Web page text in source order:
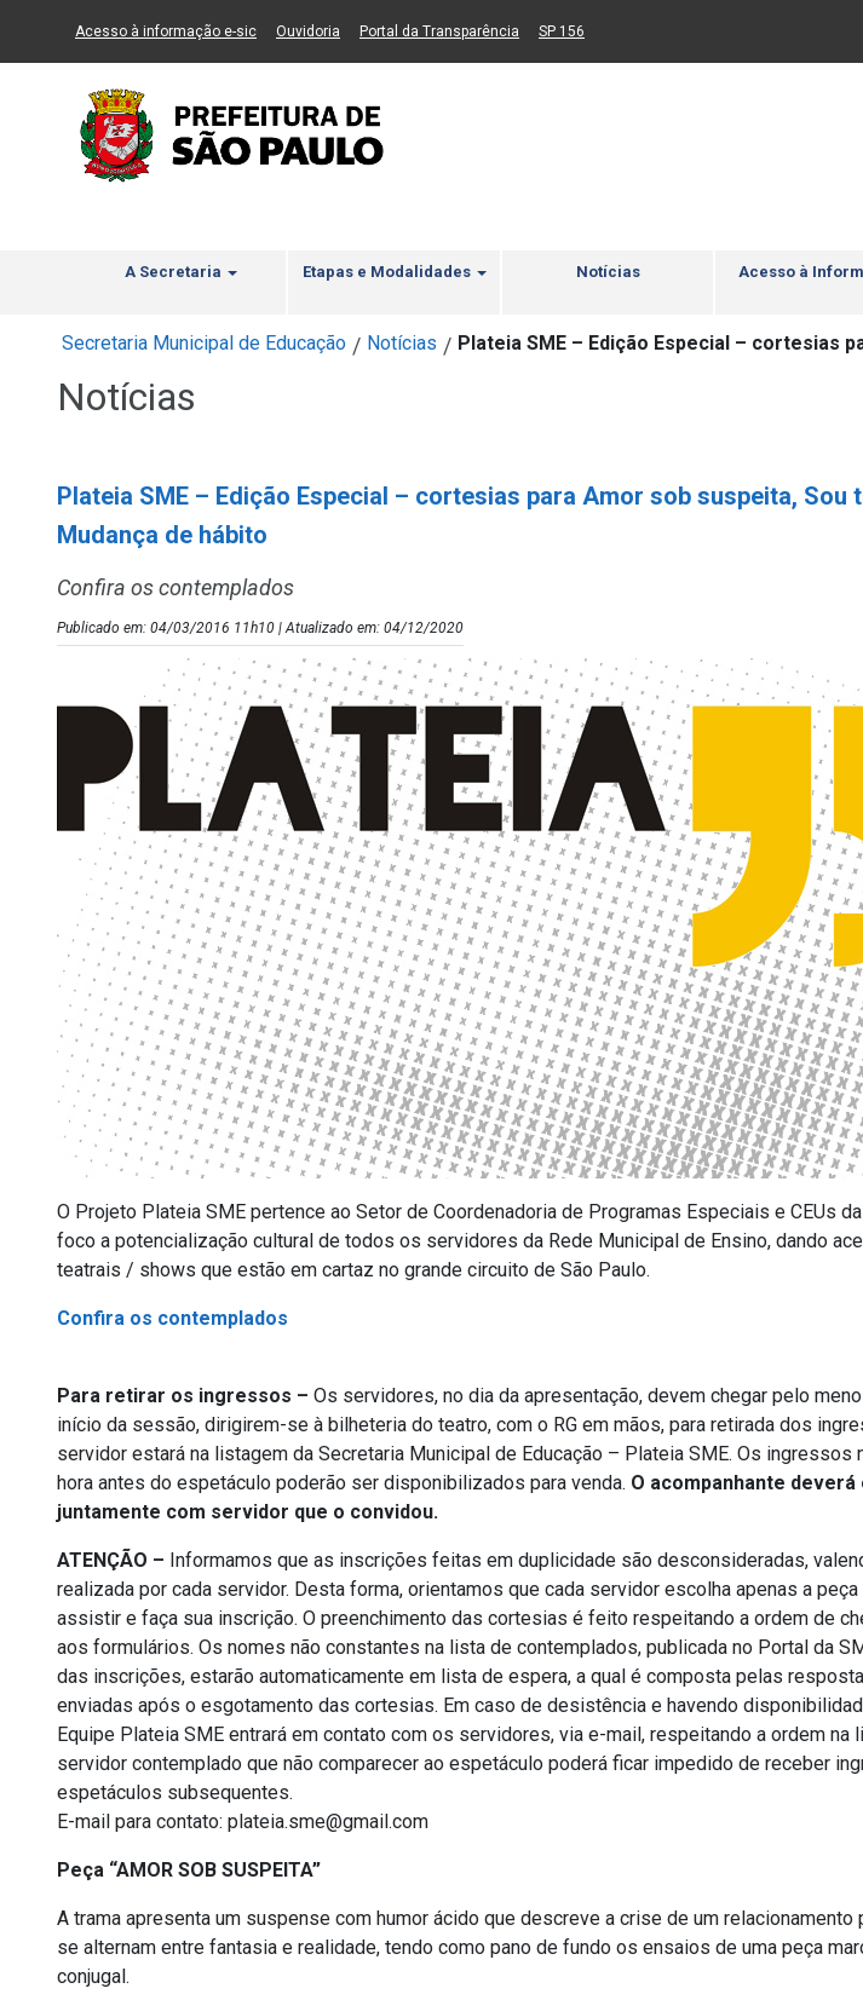
Ir ao Conteúdo Ir para menu principal 2 Ir para busca Ir para rodapé
Acesso à informação e-sic(Link para um novo sítio)
Ouvidoria (Link para um novo sítio)
Portal da Transparência (Link para um novo sítio)
SP 156
A Secretaria Etapas e Modalidades Notícias Acesso à
Secretaria Municipal de Educação / Notícias / Plateia SME – Edição Especial – cortesias
Notícias
Plateia SME – Edição Especial – cortesias para Amor sob suspeita, Sou
Mudança de hábito
Confira os contemplados
Publicado em: 04/03/2016 11h10 | Atualizado em: 04/12/2020
O Projeto Plateia SME pertence ao Setor de Coordenadoria de Programas Especiais e CEUs
foco a potencialização cultural de todos os servidores da Rede Municipal de Ensino, dando
teatrais / shows que estão em cartaz no grande circuito de São Paulo.
Confira os contemplados
Para retirar os ingressos – Os servidores, no dia da apresentação, devem chegar pelo
início da sessão, dirigirem-se à bilheteria do teatro, com o RG em mãos, para retirada dos
servidor estará na listagem da Secretaria Municipal de Educação – Plateia SME. Os ingressos
hora antes do espetáculo poderão ser disponibilizados para venda. O acompanhante
juntamente com servidor que o convidou.
ATENÇÃO – Informamos que as inscrições feitas em duplicidade são desconsideradas,
realizada por cada servidor. Desta forma, orientamos que cada servidor escolha apenas a
assistir e faça sua inscrição. O preenchimento das cortesias é feito respeitando a ordem de
aos formulários. Os nomes não constantes na lista de contemplados, publicada no Portal da
das inscrições, estarão automaticamente em lista de espera, a qual é composta pelas
enviadas após o esgotamento das cortesias. Em caso de desistência e havendo
Equipe Plateia SME entrará em contato com os servidores, via e-mail, respeitando a ordem na
servidor contemplado que não comparecer ao espetáculo poderá ficar impedido de receber
espetáculos subsequentes.
E-mail para contato: plateia.sme@gmail.com
Peça “AMOR SOB SUSPEITA”
A trama apresenta um suspense com humor ácido que descreve a crise de um relacionamento
se alternam entre fantasia e realidade, tendo como pano de fundo os ensaios de uma peça
conjugal.